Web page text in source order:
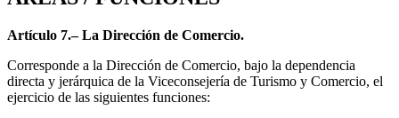
Artículo 7.– La Dirección de Comercio.
Corresponde a la Dirección de Comercio, bajo la dependencia
directa y jerárquica de la Viceconsejería de Turismo y Comercio, el
ejercicio de las siguientes funciones: